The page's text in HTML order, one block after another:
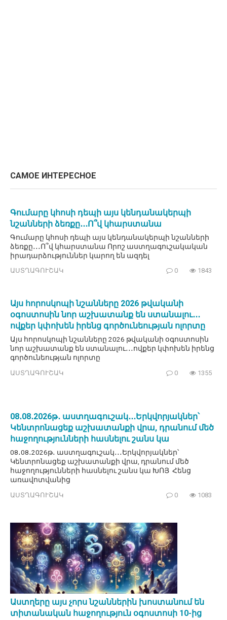
САМОЕ ИНТЕРЕСНОЕ
Գումարը կհոսի դեպի այս կենդանակերպի
նշանների ձեռքը․․․Ո՞վ կհարստանա
Գումարը կհոսի դեպի այս կենդանակերպի նշանների
ձեռքը․․․Ո՞վ կհարստանա Որոշ աստղագուշակական
իրադարձություններ կարող են ազդել
ԱՍՏՂԱԳՈՒՇԱԿ 0 1843
Այս հորոսկոպի նշանները 2026 թվականի
օգոստոսին նոր աշխատանք են ստանալու․․․
ովքեր կփոխեն իրենց գործունեության ոլորտը
Այս հորոսկոպի նշանները 2026 թվականի օգոստոսին
նոր աշխատանք են ստանալու․․․ովքեր կփոխեն իրենց
գործունեության ոլորտը
ԱՍՏՂԱԳՈՒՇԱԿ 0 1355
08․08․2026թ․ աստղագուշակ․․․Երկվորյակներ՝
Կենտրոնացեք աշխատանքի վրա, դրանում մեծ
հաջողությունների հասնելու շանս կա
08․08․2026թ․ աստղագուշակ․․․Երկվորյակներ՝
Կենտրոնացեք աշխատանքի վրա, դրանում մեծ
հաջողությունների հասնելու շանս կա ԽՈՅ Հենց
առավոտվանից
ԱՍՏՂԱԳՈՒՇԱԿ 0 1083
Աստղերը այս չորս նշաններին խոստանում են
տիտանական հաջողություն օգոստոսի 10-ից